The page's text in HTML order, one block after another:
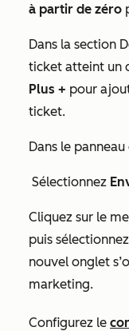
à partir de zéro
Dans la section
ticket atteint un
Plus + pour
ticket.
Dans le
Sélectionnez
Cliquez sur le
puis sélectionnez
nouvel onglet
marketing.
Configurez le